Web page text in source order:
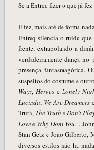
Se a Entreq fizer o que já fez
E fez, mais até de forma
Entreq silencia o ruído que
frente, extrapolando a
verdadeiramente dança
presença fantasmagórica.
suspeitos do costume e
Ways, Heroese Lonely
Lucinda, We Are Dreamers e
Truth, The Truth eDon’t
Lovee Why Dont You…
Stan Getz e João Gilberto,
diversos estilos não há